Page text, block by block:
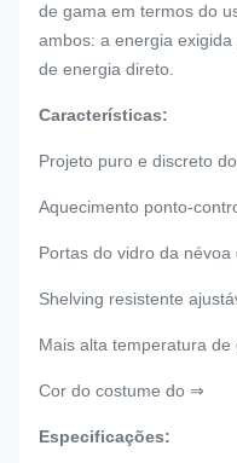
de gama em termos do
ambos: a energia
de energia direto.
Características:
Projeto puro e discreto
Aquecimento ponto-
Portas do vidro da
Shelving resistente
Mais alta temperatura
Cor do costume do ⇒
Especificações: